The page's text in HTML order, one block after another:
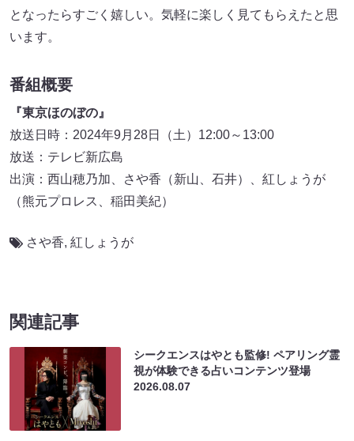
となったらすごく嬉しい。気軽に楽しく見てもらえたと思
います。
番組概要
『東京ほのぼの』
放送日時：2024年9月28日（土）12:00～13:00
放送：テレビ新広島
出演：西山穂乃加、さや香（新山、石井）、紅しょうが
（熊元プロレス、稲田美紀）
さや香, 紅しょうが
関連記事
シークエンスはやとも監修! ペアリング霊
視が体験できる占いコンテンツ登場
2026.08.07